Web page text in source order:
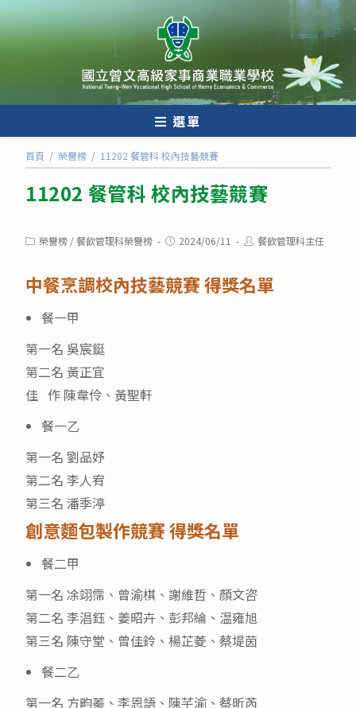
跳
轉
至
內
選單
首頁 / 榮譽榜 / 11202 餐管科 校內技藝競賽
11202 餐管科 校內技藝競賽
Post榮譽榜 /餐飲管理科榮譽榜
Post2024/06/11
Post餐飲管理科主任
中餐烹調校內技藝競賽 得獎名單
餐一甲
第一名 吳宸鋌
第二名 黃正宜
佳 作 陳韋伶、黃聖軒
餐一乙
第一名 劉品妤
第二名 李人宥
第三名 潘季渟
創意麵包製作競賽 得獎名單
餐二甲
第一名 凃翊霈、曾渝棋、謝維哲、顏文咨
第二名 李淐鈺、姜昭卉、彭邦綸、温雍旭
第三名 陳守堂、曾佳鈴、楊芷菱、蔡堤茵
餐二乙
第一名 方畇蓁、李恩語、陳芊渝、蔡昕芮